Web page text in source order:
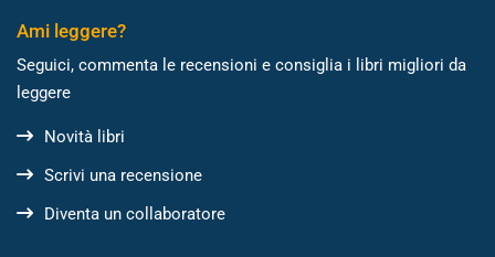
Ami leggere?
Seguici, commenta le recensioni e consiglia i libri migliori da
leggere
Novità libri
Scrivi una recensione
Diventa un collaboratore